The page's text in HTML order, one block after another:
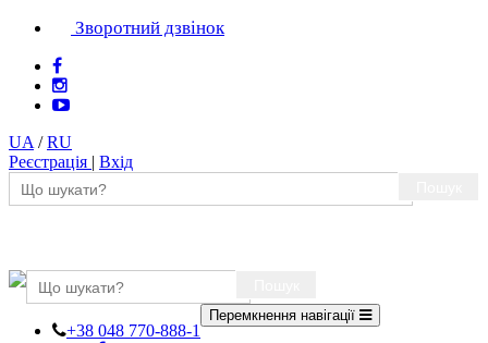
Зворотний дзвінок
UA /RU
Реєстрація | Вхід
+38 048 770-888-1
Перемкнення навігації